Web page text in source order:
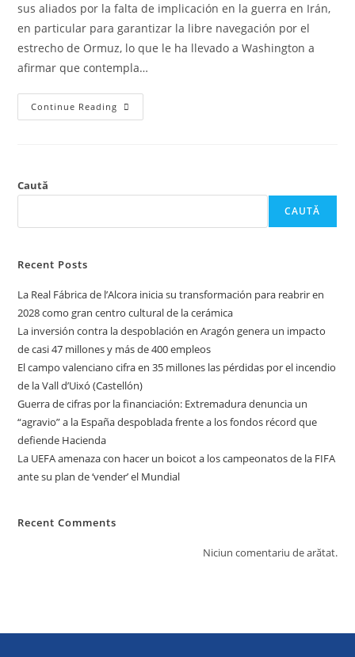
sus aliados por la falta de implicación en la guerra en Irán,
en particular para garantizar la libre navegación por el
estrecho de Ormuz, lo que le ha llevado a Washington a
afirmar que contempla…
Continue Reading
Caută
CAUTĂ
Recent Posts
La Real Fábrica de l’Alcora inicia su transformación para reabrir en
2028 como gran centro cultural de la cerámica
La inversión contra la despoblación en Aragón genera un impacto
de casi 47 millones y más de 400 empleos
El campo valenciano cifra en 35 millones las pérdidas por el incendio
de la Vall d’Uixó (Castellón)
Guerra de cifras por la financiación: Extremadura denuncia un
“agravio” a la España despoblada frente a los fondos récord que
defiende Hacienda
La UEFA amenaza con hacer un boicot a los campeonatos de la FIFA
ante su plan de ‘vender’ el Mundial
Recent Comments
Niciun comentariu de arătat.